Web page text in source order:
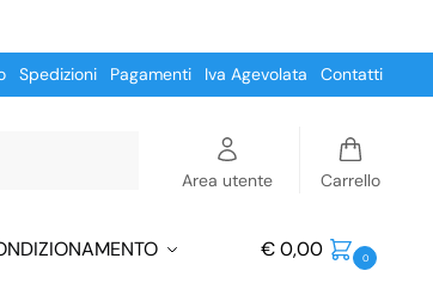
Spedizioni Pagamenti Iva Agevolata Contatti
Area utente Carrello
€0,00 0